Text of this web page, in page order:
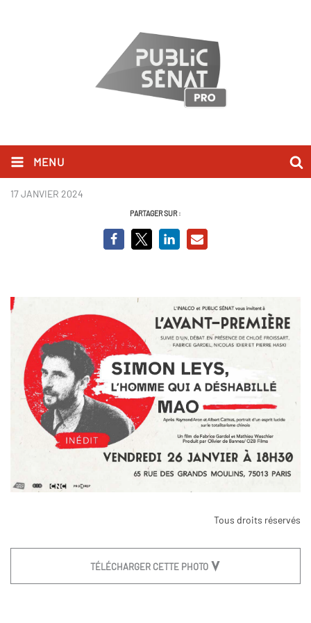
MENU
CARTON AVP SIMON LEYS.png
17 JANVIER 2024
PARTAGER SUR :
Tous droits réservés
TÉLÉCHARGER CETTE PHOTO